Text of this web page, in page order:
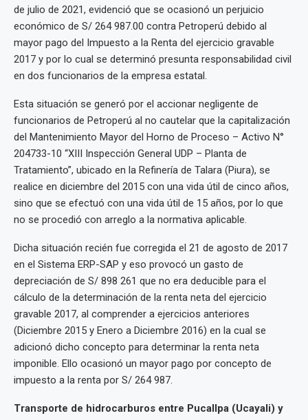
de julio de 2021, evidenció que se ocasionó un perjuicio
económico de S/ 264 987.00 contra Petroperú debido al
mayor pago del Impuesto a la Renta del ejercicio gravable
2017 y por lo cual se determinó presunta responsabilidad civil
en dos funcionarios de la empresa estatal.
Esta situación se generó por el accionar negligente de
funcionarios de Petroperú al no cautelar que la capitalización
del Mantenimiento Mayor del Horno de Proceso – Activo N°
204733-10 “XIII Inspección General UDP – Planta de
Tratamiento”, ubicado en la Refinería de Talara (Piura), se
realice en diciembre del 2015 con una vida útil de cinco años,
sino que se efectuó con una vida útil de 15 años, por lo que
no se procedió con arreglo a la normativa aplicable.
Dicha situación recién fue corregida el 21 de agosto de 2017
en el Sistema ERP-SAP y eso provocó un gasto de
depreciación de S/ 898 261 que no era deducible para el
cálculo de la determinación de la renta neta del ejercicio
gravable 2017, al comprender a ejercicios anteriores
(Diciembre 2015 y Enero a Diciembre 2016) en la cual se
adicionó dicho concepto para determinar la renta neta
imponible. Ello ocasionó un mayor pago por concepto de
impuesto a la renta por S/ 264 987.
Transporte de hidrocarburos entre Pucallpa (Ucayali) y